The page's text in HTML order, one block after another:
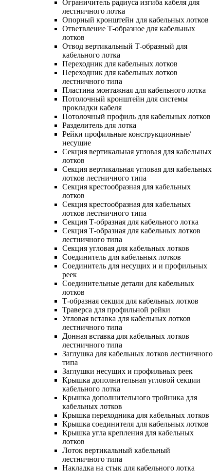
Ограничитель радиуса изгиба кабеля для
лестничного лотка
Опорный кронштейн для кабельных лотков
Ответвление Т-образное для кабельных
лотков
Отвод вертикальный Т-образный для
кабельного лотка
Переходник для кабельных лотков
Переходник для кабельных лотков
лестничного типа
Пластина монтажная для кабельного лотка
Потолочный кронштейн для системы
прокладки кабеля
Потолочный профиль для кабельных лотков
Разделитель для лотка
Рейки профильные конструкционные/
несущие
Секция вертикальная угловая для кабельных
лотков
Секция вертикальная угловая для кабельных
лотков лестничного типа
Секция крестообразная для кабельных
лотков
Секция крестообразная для кабельных
лотков лестничного типа
Секция Т-образная для кабельного лотка
Секция Т-образная для кабельных лотков
лестничного типа
Секция угловая для кабельных лотков
Соединитель для кабельных лотков
Соединитель для несущих и и профильных
реек
Соединительные детали для кабельных
лотков
Т-образная секция для кабельных лотков
Траверса для профильной рейки
Угловая вставка для кабельных лотков
лестничного типа
Донная вставка для кабельных лотков
лестничного типа
Заглушка для кабельных лотков лестничного
типа
Заглушки несущих и профильных реек
Крышка дополнительная угловой секции
кабельного лотка
Крышка дополнительного тройника для
кабельных лотков
Крышка переходника для кабельных лотков
Крышка соединителя для кабельных лотков
Крышка угла крепления для кабельных
лотков
Лоток вертикальный кабельный
лестничного типа
Накладка на стык для кабельного лотка